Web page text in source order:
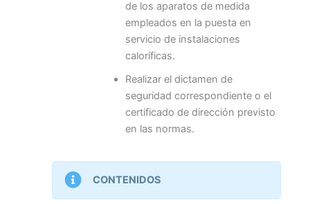
de los aparatos de medida
empleados en la puesta en
servicio de instalaciones
caloríficas.
Realizar el dictamen de
seguridad correspondiente o el
certificado de dirección previsto
en las normas.
CONTENIDOS